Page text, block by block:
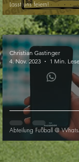
Lasst uns feiern!
Abteilung Fußball @
Christian Gastinger
4. Nov. 2023
1 Min.